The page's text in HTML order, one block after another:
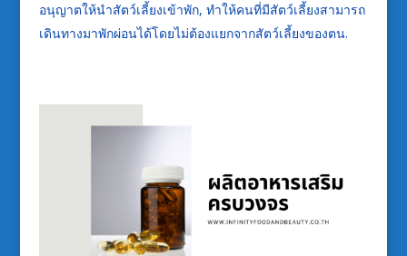
อนุญาตให้นำสัตว์เลี้ยงเข้าพัก, ทำให้คนที่มีสัตว์เลี้ยงสามารถ
เดินทางมาพักผ่อนได้โดยไม่ต้องแยกจากสัตว์เลี้ยงของตน.